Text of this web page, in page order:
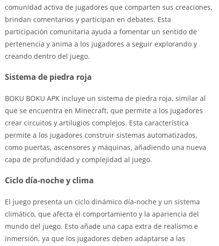
comunidad activa de jugadores que comparten sus creaciones,
brindan comentarios y participan en debates. Esta
participación comunitaria ayuda a fomentar un sentido de
pertenencia y anima a los jugadores a seguir explorando y
creando dentro del juego.
Sistema de piedra roja
BOKU BOKU APK incluye un sistema de piedra roja, similar al
que se encuentra en Minecraft, que permite a los jugadores
crear circuitos y artilugios complejos. Esta característica
permite a los jugadores construir sistemas automatizados,
como puertas, ascensores y máquinas, añadiendo una nueva
capa de profundidad y complejidad al juego.
Ciclo día-noche y clima
El juego presenta un ciclo dinámico día-noche y un sistema
climático, que afecta el comportamiento y la apariencia del
mundo del juego. Esto añade una capa extra de realismo e
inmersión, ya que los jugadores deben adaptarse a las